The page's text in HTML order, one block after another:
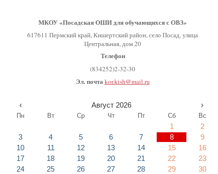
МКОУ «Посадская ОШИ для обучающихся с ОВЗ»
617611 Пермский край, Кишертский район, село Посад, улица
Центральная, дом 20
Телефон
(834252)2-32-30
Эл. почта kor.kish@mail.ru
‹ Август 2026 ›
Пн Вт Ср Чт Пт Сб Вс
1
2
3
4 5 6 7 8
9
10
11 12 13 14 15
16
17
18 19 20 21 22
23
24
25 26 27 28 29
30